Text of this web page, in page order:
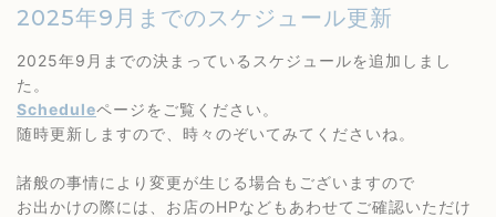
2025年9月までのスケジュール更新
2025年9月までの決まっているスケジュールを追加しまし
た。
Scheduleページをご覧ください。
随時更新しますので、時々のぞいてみてくださいね。
諸般の事情により変更が生じる場合もございますので
お出かけの際には、お店のHPなどもあわせてご確認いただけ